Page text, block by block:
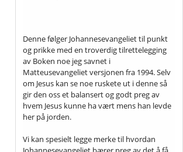
Denne følger Johannesevangeliet til punkt
og prikke med en troverdig tilrettelegging
av Boken noe jeg savnet i
Matteusevangeliet versjonen fra 1994. Selv
om Jesus kan se noe ruskete ut i denne så
gir den oss et balansert og godt preg av
hvem Jesus kunne ha vært mens han levde
her på jorden.
Vi kan spesielt legge merke til hvordan